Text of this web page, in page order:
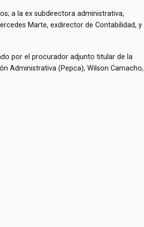
a la ex subdirectora administrativa,
Marte, exdirector de Contabilidad, y
por el procurador adjunto titular de la
Administrativa (Pepca), Wilson Camacho,